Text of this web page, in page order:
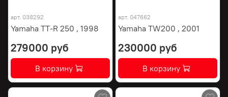
арт. 038292
Yamaha TT-R 250 , 1998
279000 руб
В корзину
арт. 047662
Yamaha TW200 , 2001
230000 руб
В корзину